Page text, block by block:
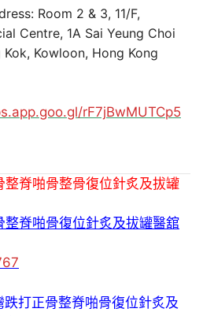
Room 2 & 3, 11/F,
Centre, 1A Sai Yeung Choi
Kowloon, Hong Kong
rF7jBwMUTCp5
整脊啪骨整骨復位針炙及拔罐
整脊啪骨復位針炙及拔罐醫舘